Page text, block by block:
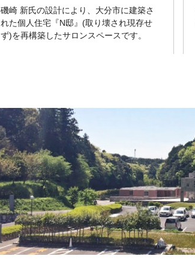
磯崎 新氏の設計により、大分市に建築さ
れた個人住宅『N邸』(取り壊され現存せ
ず)を再構築したサロンスペースです。